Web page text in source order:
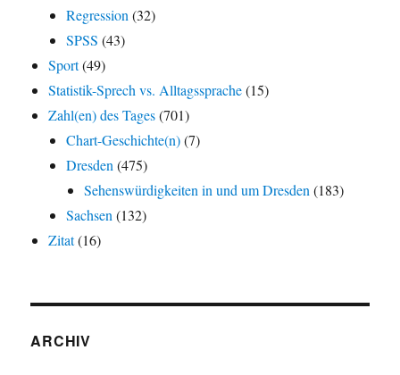
Regression (32)
SPSS (43)
Sport(49)
Statistik-Sprech vs. Alltagssprache(15)
Zahl(en) des Tages(701)
Chart-Geschichte(n)(7)
Dresden (475)
Sehenswürdigkeiten in und um Dresden (183)
Sachsen (132)
Zitat(16)
ARCHIV